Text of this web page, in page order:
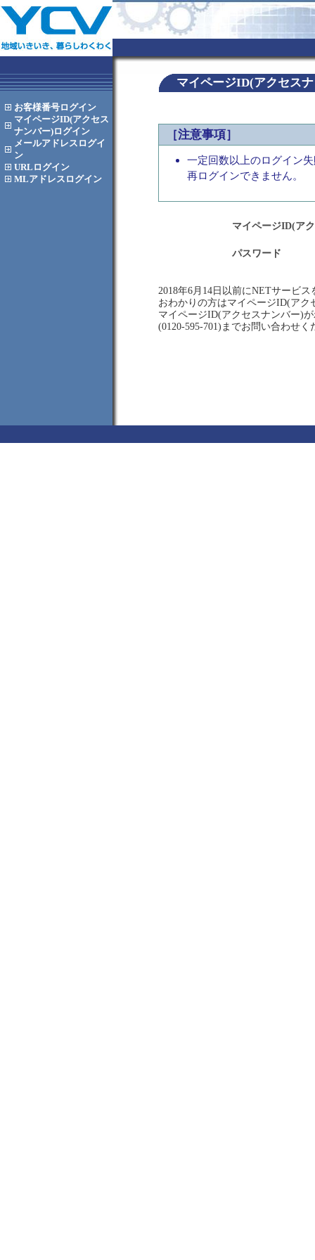
お客様番号ログイン
マイページID(アクセス
ナンバー)ログイン
メールアドレス ログイ
ン
URL ログイン
MLアドレス ログイン
マイページID(アクセス
［注意事項］
一定回数以上のログイン
再ログインできません。
マイページID(ア
パスワード
2018年6月14日以前にNETサービ
おわかりの方はマイページID(ア
マイページID(アクセスナンバー)
(0120-595-701)までお問い合わせく